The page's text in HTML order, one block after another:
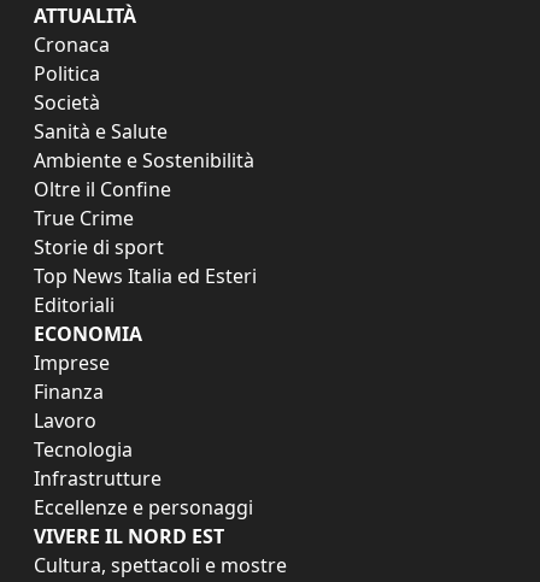
ATTUALITÀ
Cronaca
Politica
Società
Sanità e Salute
Ambiente e Sostenibilità
Oltre il Confine
True Crime
Storie di sport
Top News Italia ed Esteri
Editoriali
ECONOMIA
Imprese
Finanza
Lavoro
Tecnologia
Infrastrutture
Eccellenze e personaggi
VIVERE IL NORD EST
Cultura, spettacoli e mostre